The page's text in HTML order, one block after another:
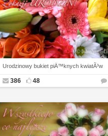
Urodzinowy bukiet piÄ™knych kwiatÃ³w
386 48